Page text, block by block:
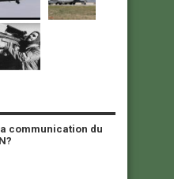
communication du